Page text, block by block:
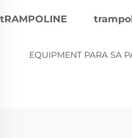
tRAMPOLINE
EQUIPMENT PARA SA